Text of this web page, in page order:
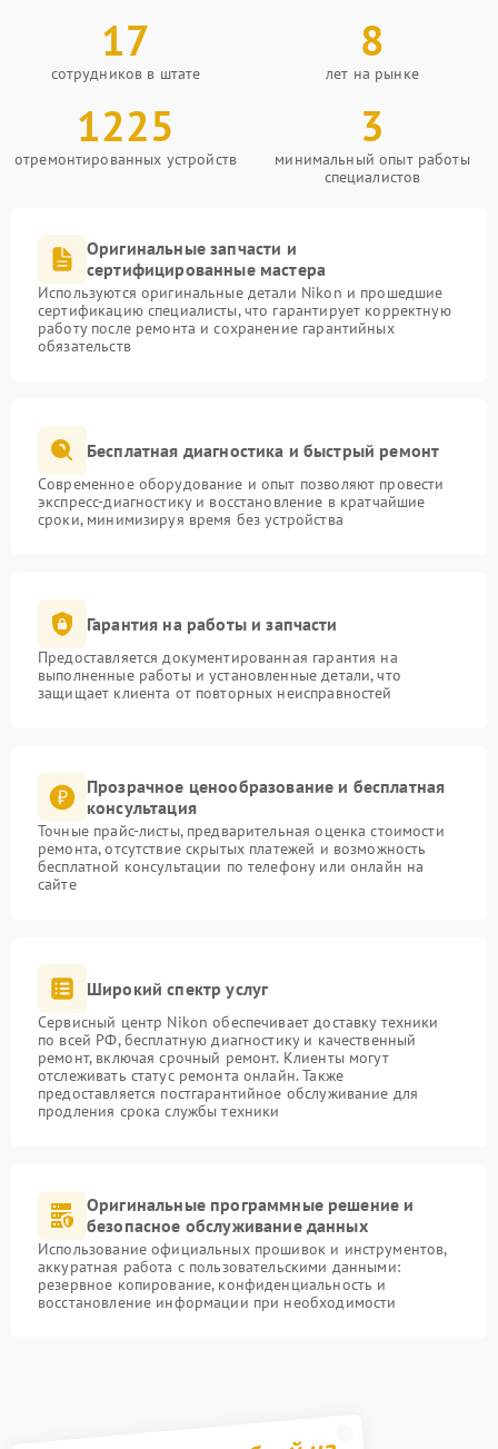
17
сотрудников в штате
8
лет на рынке
1225
отремонтированных устройств
3
минимальный опыт работы
специалистов
Оригинальные запчасти и
сертифицированные мастера
Используются оригинальные детали Nikon и прошедшие
сертификацию специалисты, что гарантирует корректную
работу после ремонта и сохранение гарантийных
обязательств
Бесплатная диагностика и быстрый ремонт
Современное оборудование и опыт позволяют провести
экспресс-диагностику и восстановление в кратчайшие
сроки, минимизируя время без устройства
Гарантия на работы и запчасти
Предоставляется документированная гарантия на
выполненные работы и установленные детали, что
защищает клиента от повторных неисправностей
Прозрачное ценообразование и бесплатная
консультация
Точные прайс-листы, предварительная оценка стоимости
ремонта, отсутствие скрытых платежей и возможность
бесплатной консультации по телефону или онлайн на
сайте
Широкий спектр услуг
Сервисный центр Nikon обеспечивает доставку техники
по всей РФ, бесплатную диагностику и качественный
ремонт, включая срочный ремонт. Клиенты могут
отслеживать статус ремонта онлайн. Также
предоставляется постгарантийное обслуживание для
продления срока службы техники
Оригинальные программные решение и
безопасное обслуживание данных
Использование официальных прошивок и инструментов,
аккуратная работа с пользовательскими данными:
резервное копирование, конфиденциальность и
восстановление информации при необходимости